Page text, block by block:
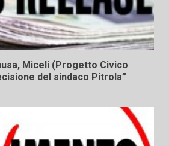
Miceli (Progetto Civico
del sindaco Pitrola”